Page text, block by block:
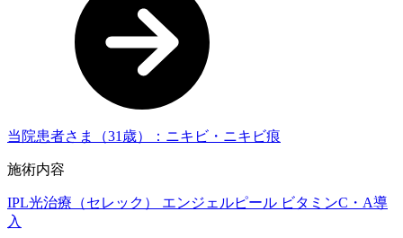
当院患者さま（31歳）：ニキビ・ニキビ痕
施術内容
IPL光治療（セレック） エンジェルピール ビタミンC・A導
入